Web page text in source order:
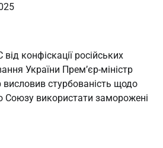
від конфіскації російських
України Прем’єр-міністр
висловив стурбованість щодо
Союзу використати заморожені